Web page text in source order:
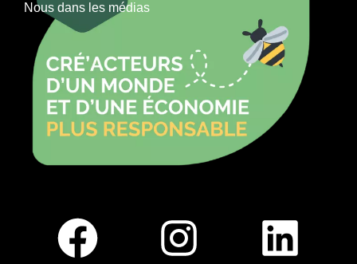
Nous dans les médias